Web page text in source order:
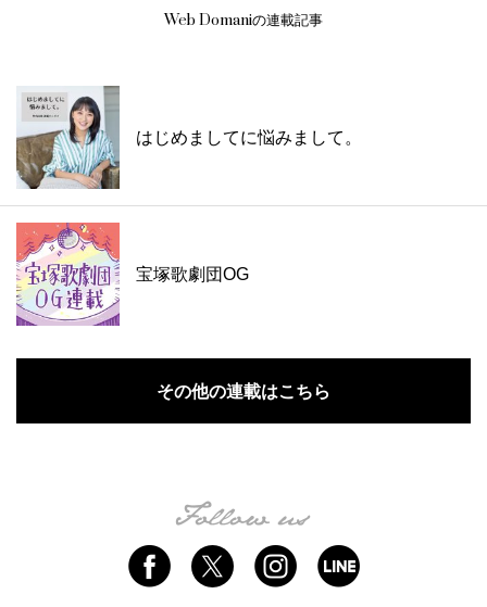
Web Domaniの連載記事
はじめましてに悩みまして。
宝塚歌劇団OG
その他の連載はこちら